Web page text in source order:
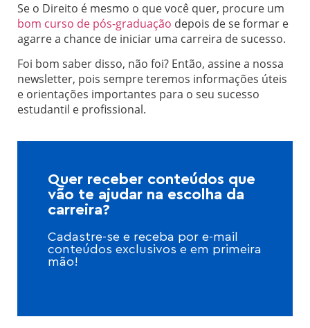
Se o Direito é mesmo o que você quer, procure um
bom curso de pós-graduação depois de se formar e
agarre a chance de iniciar uma carreira de sucesso.
Foi bom saber disso, não foi? Então, assine a nossa
newsletter, pois sempre teremos informações úteis
e orientações importantes para o seu sucesso
estudantil e profissional.
Quer receber conteúdos que
vão te ajudar na escolha da
carreira?
Cadastre-se e receba por e-mail
conteúdos exclusivos e em primeira
mão!